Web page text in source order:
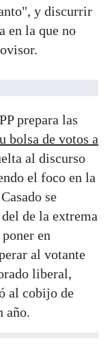
y discurrir
en la que no
prepara las
bolsa de votos a
al discurso
el foco en la
se
de la extrema
en
al votante
liberal,
al cobijo de
año.